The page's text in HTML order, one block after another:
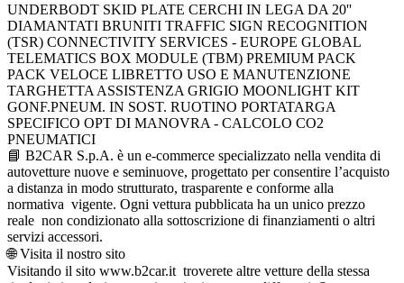
UNDERBODT SKID PLATE CERCHI IN LEGA DA 20''
DIAMANTATI BRUNITI TRAFFIC SIGN RECOGNITION
(TSR) CONNECTIVITY SERVICES - EUROPE GLOBAL
TELEMATICS BOX MODULE (TBM) PREMIUM PACK
PACK VELOCE LIBRETTO USO E MANUTENZIONE
TARGHETTA ASSISTENZA GRIGIO MOONLIGHT KIT
GONF.PNEUM. IN SOST. RUOTINO PORTATARGA
SPECIFICO OPT DI MANOVRA - CALCOLO CO2
PNEUMATICI
📘 B2CAR S.p.A. è un e-commerce specializzato nella vendita di
autovetture nuove e seminuove, progettato per consentire l’acquisto
a distanza in modo strutturato, trasparente e conforme alla
normativa vigente. Ogni vettura pubblicata ha un unico prezzo
reale non condizionato alla sottoscrizione di finanziamenti o altri
servizi accessori.
🌐 Visita il nostro sito
Visitando il sito www.b2car.it troverete altre vetture della stessa